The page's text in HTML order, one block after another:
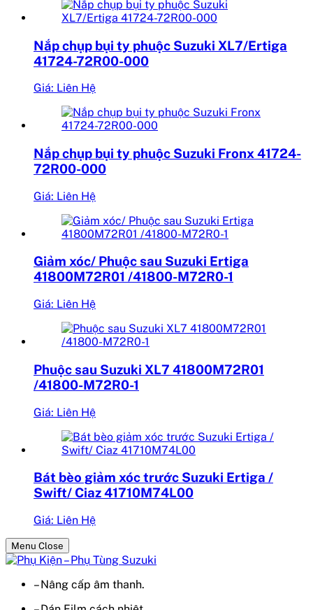
Nắp chụp bụi ty phuộc Suzuki XL7/Ertiga
41724-72R00-000
Giá: Liên Hệ
Nắp chụp bụi ty phuộc Suzuki Fronx 41724-
72R00-000
Giá: Liên Hệ
Giảm xóc/ Phuộc sau Suzuki Ertiga
41800M72R01 /41800-M72R0-1
Giá: Liên Hệ
Phuộc sau Suzuki XL7 41800M72R01
/41800-M72R0-1
Giá: Liên Hệ
Bát bèo giảm xóc trước Suzuki Ertiga /
Swift/ Ciaz 41710M74L00
Giá: Liên Hệ
Menu Close
– Nâng cấp âm thanh.